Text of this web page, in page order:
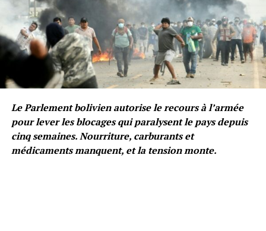
Le Parlement bolivien autorise le recours à l’armée
pour lever les blocages qui paralysent le pays depuis
cinq semaines. Nourriture, carburants et
médicaments manquent, et la tension monte.